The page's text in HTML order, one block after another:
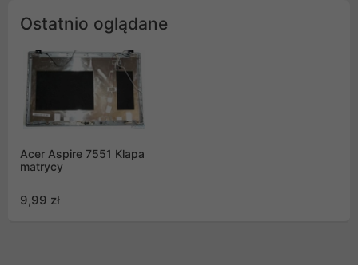
Ostatnio oglądane
Acer Aspire 7551 Klapa
matrycy
9,99 zł